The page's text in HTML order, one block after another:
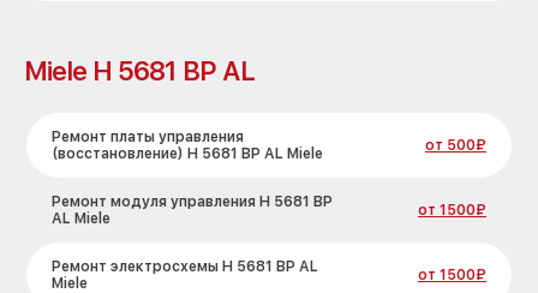
Miele H 5681 BP AL
Ремонт платы управления
(восстановление) H 5681 BP AL Miele
от 500₽
Ремонт модуля управления H 5681 BP
AL Miele
от 1500₽
Ремонт электросхемы H 5681 BP AL
Miele
от 1500₽